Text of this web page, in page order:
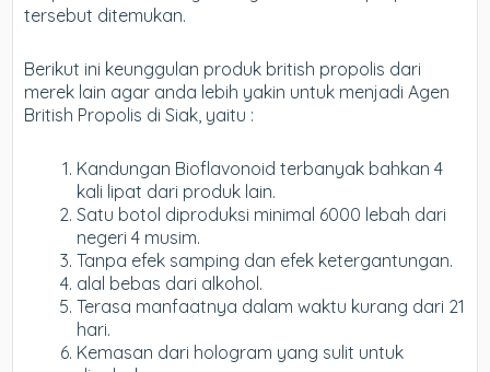
tersebut ditemukan.
Berikut ini keunggulan produk british propolis dari
merek lain agar anda lebih yakin untuk menjadi Agen
British Propolis di Siak, yaitu :
Kandungan Bioflavonoid terbanyak bahkan 4
kali lipat dari produk lain.
Satu botol diproduksi minimal 6000 lebah dari
negeri 4 musim.
Tanpa efek samping dan efek ketergantungan.
alal bebas dari alkohol.
Terasa manfaatnya dalam waktu kurang dari 21
hari.
Kemasan dari hologram yang sulit untuk